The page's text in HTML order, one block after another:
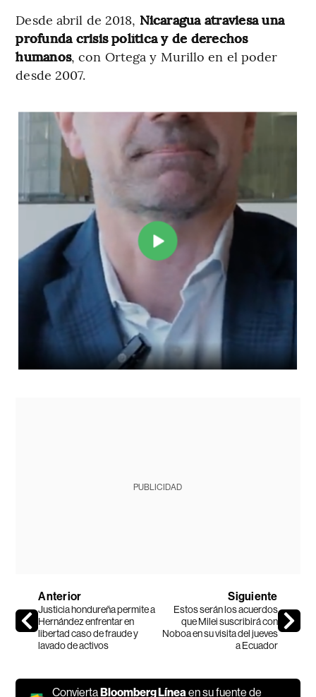
Desde abril de 2018, Nicaragua atraviesa una
profunda crisis política y de derechos
humanos, con Ortega y Murillo en el poder
desde 2007.
PUBLICIDAD
Anterior
Justicia hondureña permite a
Hernández enfrentar en
libertad caso de fraude y
lavado de activos
Siguiente
Estos serán los acuerdos
que Milei suscribirá con
Noboa en su visita del jueves
a Ecuador
Convierta Bloomberg Líneaen su fuente de